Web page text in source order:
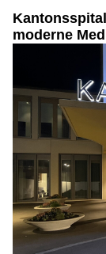
moderne